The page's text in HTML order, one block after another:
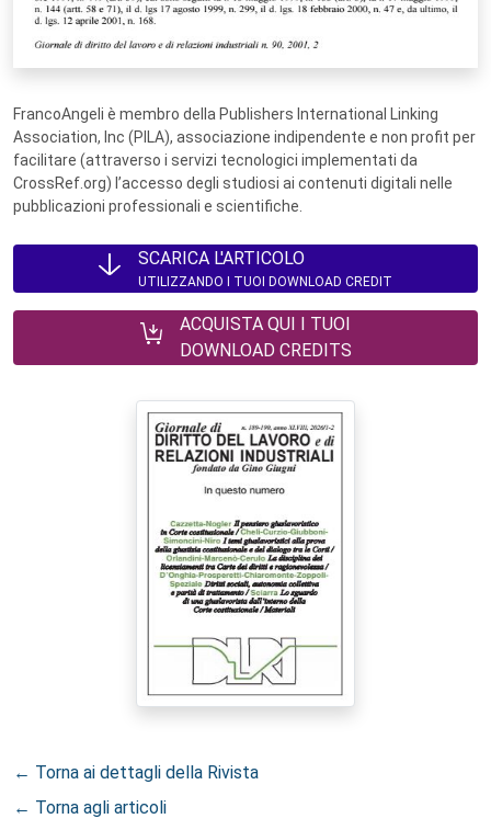
FrancoAngeli è membro della Publishers International Linking
Association, Inc (PILA), associazione indipendente e non profit per
facilitare (attraverso i servizi tecnologici implementati da
CrossRef.org) l’accesso degli studiosi ai contenuti digitali nelle
pubblicazioni professionali e scientifiche.
SCARICA L'ARTICOLO
UTILIZZANDO I TUOI DOWNLOAD CREDIT
ACQUISTA QUI I TUOI
DOWNLOAD CREDITS
← Torna ai dettagli della Rivista
← Torna agli articoli